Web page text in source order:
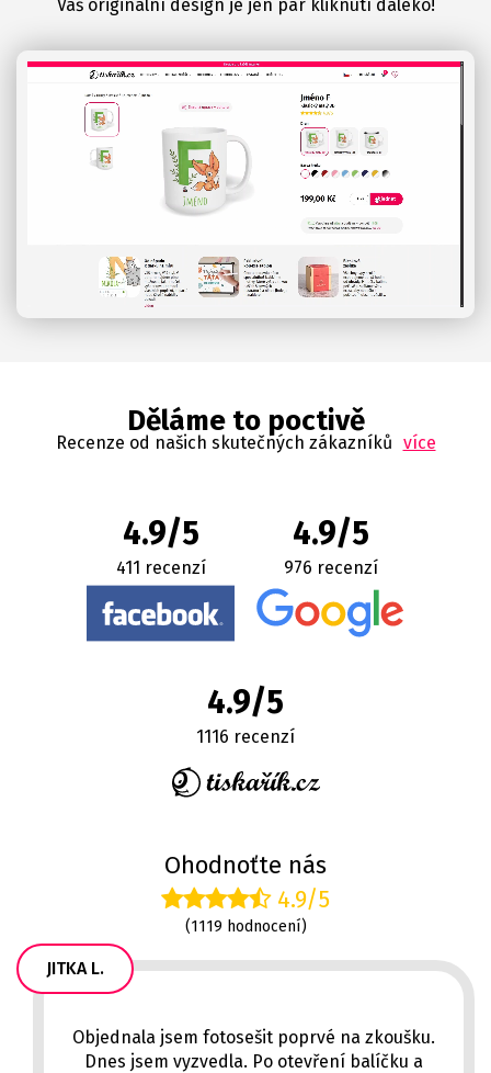
Váš originální design je jen pár kliknutí daleko!
Děláme to poctivě
Recenze od našich skutečných zákazníků více
4.9/5
411 recenzí
4.9/5
976 recenzí
4.9/5
1116 recenzí
Ohodnoťte nás
4.9/5
(1119 hodnocení)
JITKA L.
Objednala jsem fotosešit poprvé na zkoušku.
Dnes jsem vyzvedla. Po otevření balíčku a